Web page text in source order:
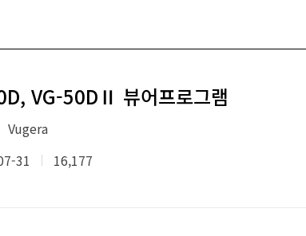
VG-50DⅡ 뷰어프로그램
Vugera
31
16,177